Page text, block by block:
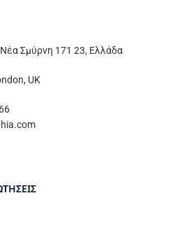
Σμύρνη 171 23, Ελλάδα
UK